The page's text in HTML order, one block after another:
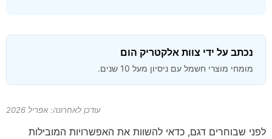
נכתב על ידי צוות אלקטריק הום
מומחי מוצרי חשמל עם ניסיון מעל 10 שנים.
עודכן לאחרונה: אפריל 2026
לפני שבוחרים דגם, כדאי להשוות את האפשרויות המובילות